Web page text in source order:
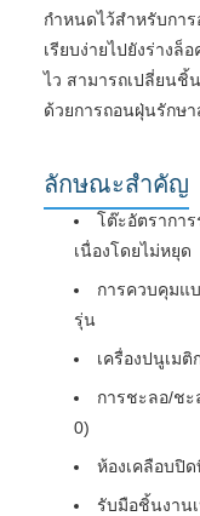
กําหนดไว้สําหรับกา
เรียบง่ายไปยังร่างล็
ไว สามารถเปลี่ยนชิ้
ด้วยการถอนฝุ่นรักษ
ลักษณะสําคัญ
โต๊ะอัตรากา
เนื่องโดยไม่หยุด
การควบคุมแ
รุ่น
เครื่องปนูเม
การชะลอ/ชะ
0)
ห้องเคลือบปิ
รับมือชิ้นงาน